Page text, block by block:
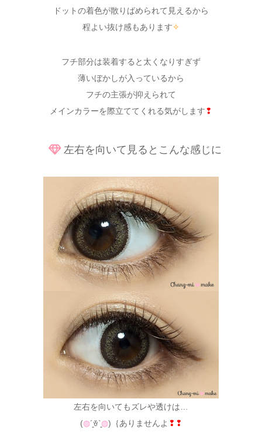
ドットの着色が散りばめられて見えるから
程よい抜け感もあります✧
フチ部分は装着すると太くなりすぎず
薄いぼかしが入っているから
フチの主張が抑えられて
メインカラーを際立ててくれる気がします❢
左右を向いて見るとこんな感じに
左右を向いてもズレや透けは…
(◍´͈ꈊ`͈◍)｛ありませんよ ❢❢